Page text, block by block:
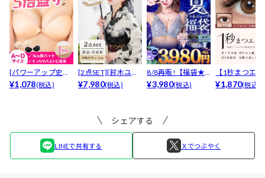
[パワーアップ史上
最強5倍盛りアップ
¥1,078(税込)
[2点SET][鈴木ユリ
ア(baby)...
¥7,980(税込)
8/8再販!【福袋★
ブラセット3点
¥3,980(税込)
【1秒まつエ
リュームタイ
¥1,870(税込)
シェアする
LINEで共有する Ｘでつぶやく